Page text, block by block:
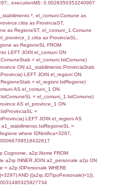
CON IMPATTO
Indietro
COUNT(*) FROM `userlevels`
= -2, executionMS:
`userlevelid`, `userlevelname`
COUNT(*) FROM
`userlevelid` = -2, executionMS: